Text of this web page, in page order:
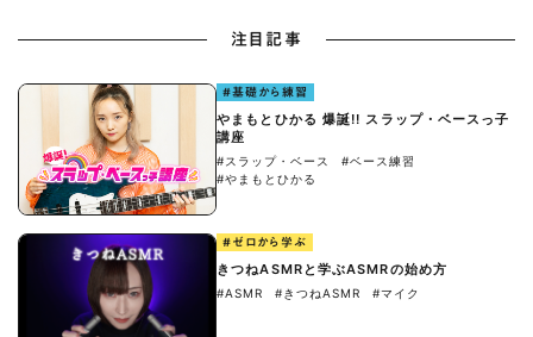
注目記事
#基礎から練習
やまもとひかる 爆誕!! スラップ・ベースっ子
講座
#スラップ・ベース
#ベース練習
#やまもとひかる
#ゼロから学ぶ
きつねASMRと学ぶASMRの始め方
#ASMR #きつねASMR #マイク